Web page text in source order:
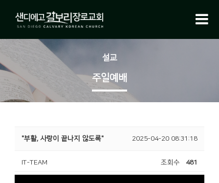
설교
주일예배
"부활, 사랑이 끝나지 않도록" 2025-04-20 08:31:18
IT-TEAM 조회수 481